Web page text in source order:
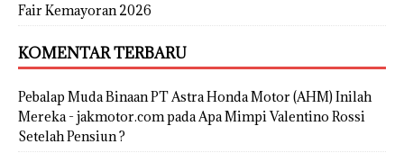
Fair Kemayoran 2026
KOMENTAR TERBARU
Pebalap Muda Binaan PT Astra Honda Motor (AHM) Inilah
Mereka - jakmotor.compada Apa Mimpi Valentino Rossi
Setelah Pensiun ?